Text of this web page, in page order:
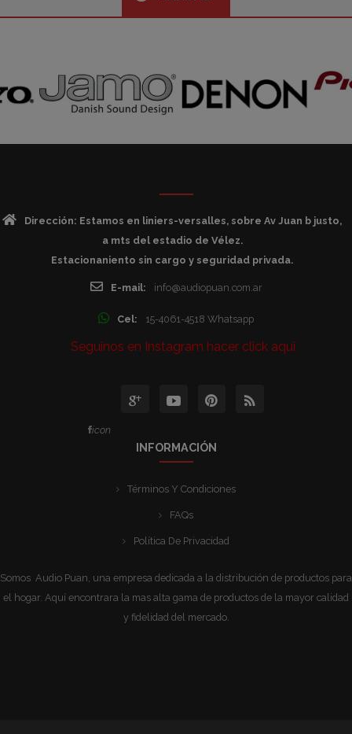
Dirección: Estamos en liniers-versalles, sobre Av Juan b justo,
a mts del estadio de Vélez.
Estacionaniento sin cargo y seguridad privada.
E-mail: info@audiopuan.com.ar
Cel: 15-4061-4518 Whatsapp
Seguinos en Instagram hacer click aqui
icon
INFORMACIÓN
Términos Y Condiciones
FAQs
Política De Privacidad
Somos Audio Puan, una empresa dedicada a la distribución de productos para
el hogar. Aquí encontrara la mas alta gama de productos de la mayor calidad
y fidelidad del mercado.